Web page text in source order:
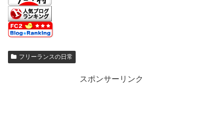
フリーランスの日常
スポンサーリンク